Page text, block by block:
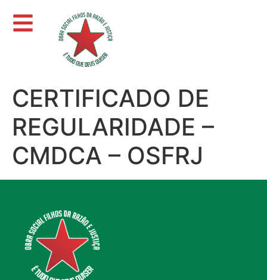
CERTIFICADO DE
REGULARIDADE –
CMDCA – OSFRJ